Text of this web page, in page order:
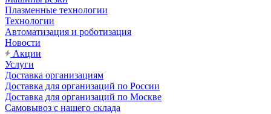
Плазменные технологии
Технологии
Автоматизация и роботизация
Новости
Акции
Услуги
Доставка организациям
Доставка для организаций по России
Доставка для организаций по Москве
Самовывоз с нашего склада